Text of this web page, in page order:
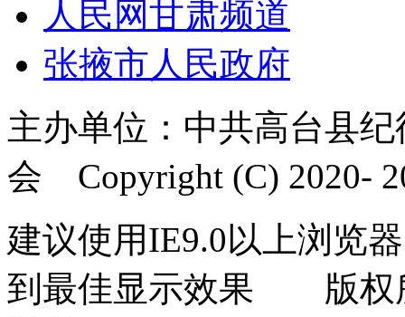
人民网甘肃频道
张掖市人民政府
主办单位：中共高台县
会 Copyright (C) 2020-
建议使用IE9.0以上浏览
到最佳显示效果 版权